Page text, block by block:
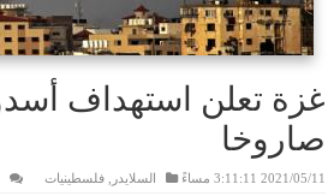
صاروخا
2021/05/11 3:11:11 مساءً السلايدر ,فلسطينيات